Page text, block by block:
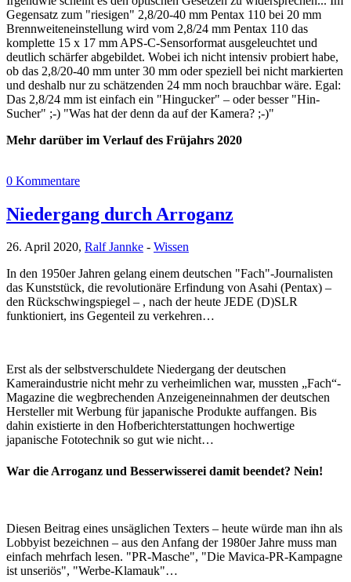
Gegensatz zum "riesigen" 2,8/20-40 mm Pentax 110 bei 20 mm
Brennweiteneinstellung wird vom 2,8/24 mm Pentax 110 das
komplette 15 x 17 mm APS-C-Sensorformat ausgeleuchtet und
deutlich schärfer abgebildet. Wobei ich nicht intensiv probiert habe,
ob das 2,8/20-40 mm unter 30 mm oder speziell bei nicht markierten
und deshalb nur zu schätzenden 24 mm noch brauchbar wäre. Egal:
Das 2,8/24 mm ist einfach ein "Hingucker" – oder besser "Hin-
Sucher" ;-) "Was hat der denn da auf der Kamera? ;-)"
Mehr darüber im Verlauf des Früjahrs 2020
0 Kommentare
Niedergang durch Arroganz
26. April 2020, Ralf Jannke - Wissen
In den 1950er Jahren gelang einem deutschen "Fach"-Journalisten
das Kunststück, die revolutionäre Erfindung von Asahi (Pentax) –
den Rückschwingspiegel – , nach der heute JEDE (D)SLR
funktioniert, ins Gegenteil zu verkehren…
Erst als der selbstverschuldete Niedergang der deutschen
Kameraindustrie nicht mehr zu verheimlichen war, mussten „Fach“-
Magazine die wegbrechenden Anzeigeneinnahmen der deutschen
Hersteller mit Werbung für japanische Produkte auffangen. Bis
dahin existierte in den Hofberichterstattungen hochwertige
japanische Fototechnik so gut wie nicht…
War die Arroganz und Besserwisserei damit beendet? Nein!
Diesen Beitrag eines unsäglichen Texters – heute würde man ihn als
Lobbyist bezeichnen – aus den Anfang der 1980er Jahre muss man
einfach mehrfach lesen. "PR-Masche", "Die Mavica-PR-Kampagne
ist unseriös", "Werbe-Klamauk"…